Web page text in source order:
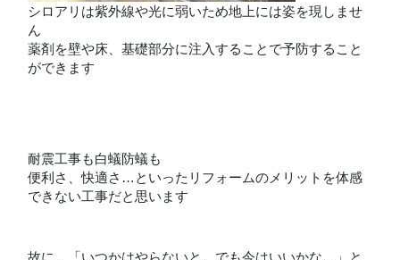
シロアリは紫外線や光に弱いため地上には姿を現しませ
ん
薬剤を壁や床、基礎部分に注入することで予防すること
ができます
耐震工事も白蟻防蟻も
便利さ、快適さ…といったリフォームのメリットを体感
できない工事だと思います
故に、「いつかはやらないと。でも今はいいかな…」と